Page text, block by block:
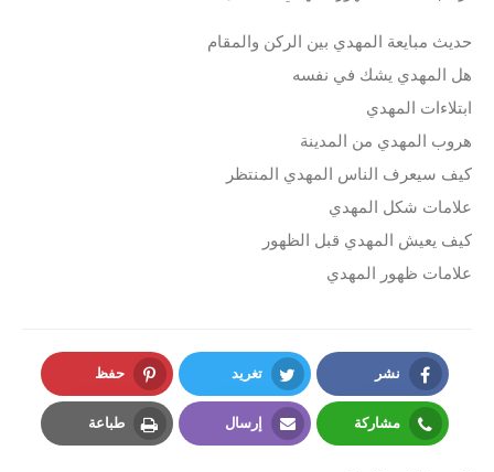
حديث مبايعة المهدي بين الركن والمقام
هل المهدي يشك في نفسه
ابتلاءات المهدي
هروب المهدي من المدينة
كيف سيعرف الناس المهدي المنتظر
علامات شكل المهدي
كيف يعيش المهدي قبل الظهور
علامات ظهور المهدي
نشر
Facebook
تغريد
Twitter
حفظ
Pinterest
مشاركة إرسال طباعة